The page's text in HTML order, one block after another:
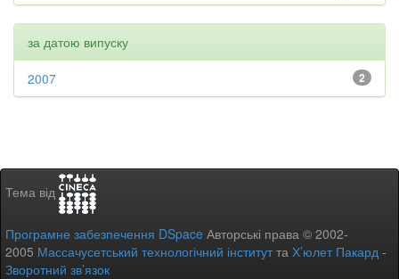
за датою випуску
2
2007
Тема від
Програмне забезпечення DSpace Авторські права © 2002-
2005 Массачусетський технологічний інститутта Х’юлет Пакард -
Зворотний зв’язок